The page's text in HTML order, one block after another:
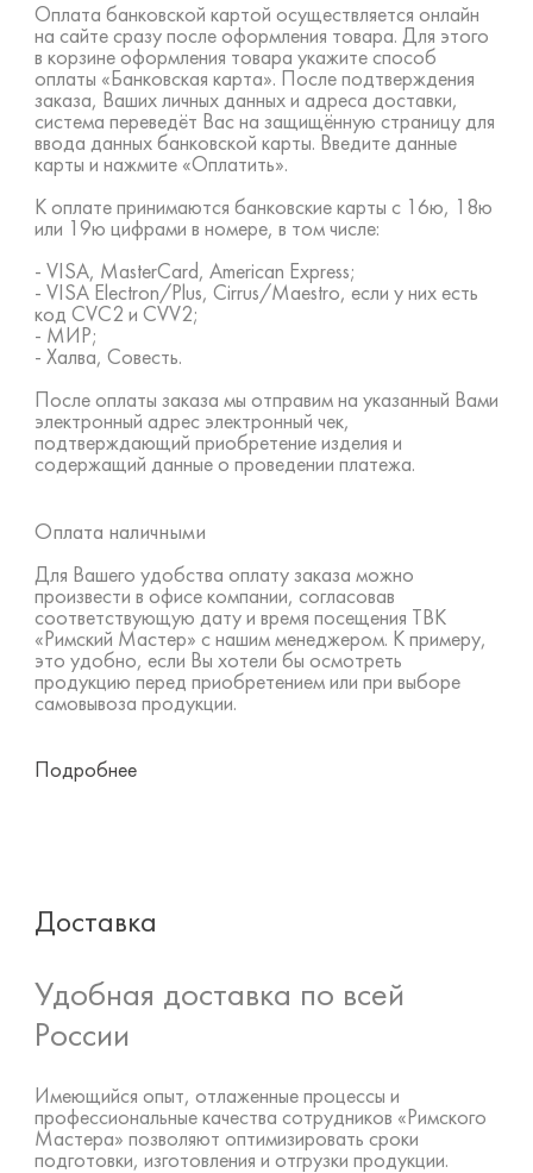
Оплата банковской картой осуществляется онлайн
на сайте сразу после оформления товара. Для этого
в корзине оформления товара укажите способ
оплаты «Банковская карта». После подтверждения
заказа, Ваших личных данных и адреса доставки,
система переведёт Вас на защищённую страницу для
ввода данных банковской карты. Введите данные
карты и нажмите «Оплатить».
К оплате принимаются банковские карты с 16ю, 18ю
или 19ю цифрами в номере, в том числе:
- VISA, MasterCard, American Express;
- VISA Electron/Plus, Cirrus/Maestro, если у них есть
код CVC2 и CVV2;
- МИР;
- Халва, Совесть.
После оплаты заказа мы отправим на указанный Вами
электронный адрес электронный чек,
подтверждающий приобретение изделия и
содержащий данные о проведении платежа.
Оплата наличными
Для Вашего удобства оплату заказа можно
произвести в офисе компании, согласовав
соответствующую дату и время посещения ТВК
«Римский Мастер» с нашим менеджером. К примеру,
это удобно, если Вы хотели бы осмотреть
продукцию перед приобретением или при выборе
самовывоза продукции.
Подробнее
Доставка
Удобная доставка по всей
России
Имеющийся опыт, отлаженные процессы и
профессиональные качества сотрудников «Римского
Мастера» позволяют оптимизировать сроки
подготовки, изготовления и отгрузки продукции.